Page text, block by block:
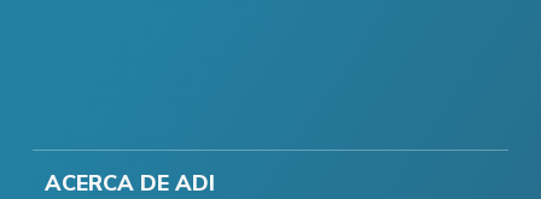
ACERCA DE ADI